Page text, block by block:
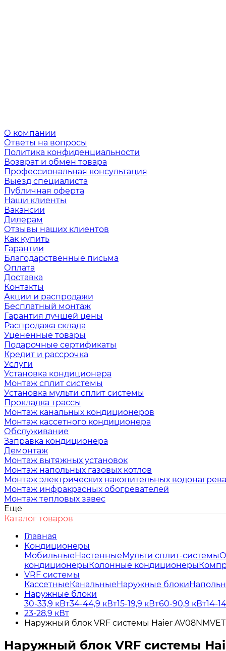
О компании
Ответы на вопросы
Политика конфиденциальности
Возврат и обмен товара
Профессиональная консультация
Выезд специалиста
Публичная оферта
Наши клиенты
Вакансии
Дилерам
Отзывы наших клиентов
Как купить
Гарантии
Благодарственные письма
Оплата
Доставка
Контакты
Акции и распродажи
Бесплатный монтаж
Гарантия лучшей цены
Распродажа склада
Уцененные товары
Подарочные сертификаты
Кредит и рассрочка
Услуги
Установка кондиционера
Монтаж сплит системы
Установка мульти сплит системы
Прокладка трассы
Монтаж канальных кондиционеров
Монтаж кассетного кондиционера
Обслуживание
Заправка кондиционера
Демонтаж
Монтаж вытяжных установок
Монтаж напольных газовых котлов
Монтаж электрических накопительных
Монтаж инфракрасных обогревателей
Монтаж тепловых завес
Еще
Каталог товаров
Главная
Кондиционеры
МобильныеНастенныеМульти сплит-системы
кондиционерыКолонные кондиционеры
VRF системы
КассетныеКанальныеНаружные блоки
Наружные блоки
30-33,9 кВт34-44,9 кВт15-19,9 кВт60-90,9 кВт14-
23-28,9 кВт
Наружный блок VRF системы Haier
Наружный блок VRF системы